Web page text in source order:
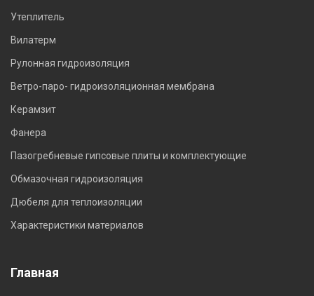
Утеплитель
Вилатерм
Рулонная гидроизоляция
Ветро-паро- гидроизоляционная мембрана
Керамзит
Фанера
Пазогребневые гипсовые плиты и комплектующие
Обмазочная гидроизоляция
Дюбеля для теплоизоляции
Характеристики материалов
Главная